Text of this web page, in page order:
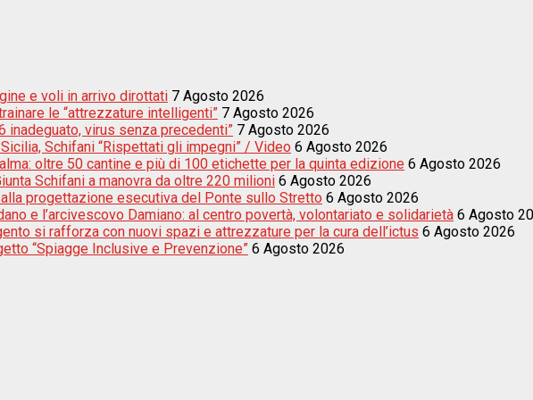
e voli in arrivo dirottati 7 Agosto 2026
le “attrezzature intelligenti” 7 Agosto 2026
inadeguato, virus senza precedenti” 7 Agosto 2026
Schifani “Rispettati gli impegni” / Video 6 Agosto 2026
oltre 50 cantine e più di 100 etichette per la quinta edizione 6 Agosto 2026
Schifani a manovra da oltre 220 milioni 6 Agosto 2026
progettazione esecutiva del Ponte sullo Stretto 6 Agosto 2026
e l’arcivescovo Damiano: al centro povertà, volontariato e solidarietà 6 Agosto
si rafforza con nuovi spazi e attrezzature per la cura dell’ictus 6 Agosto 2026
“Spiagge Inclusive e Prevenzione” 6 Agosto 2026